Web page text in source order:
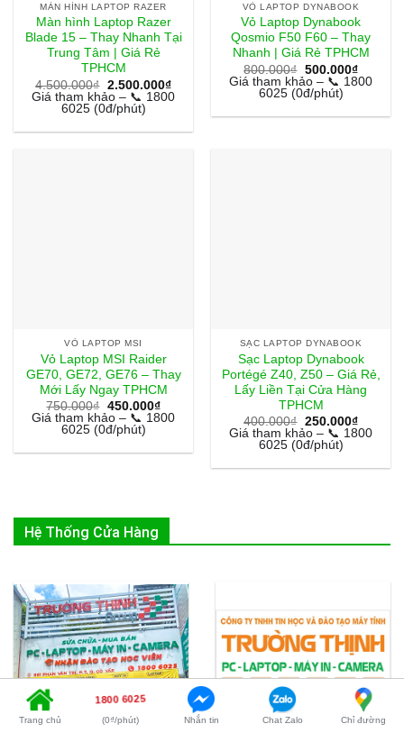
MÀN HÌNH LAPTOP RAZER
Màn hình Laptop Razer
Blade 15 – Thay Nhanh Tại
Trung Tâm | Giá Rẻ
TPHCM
4.500.000₫ Giá
gốc
là:
4.500.000₫.
2.500.000₫Giá
hiện
2.500.000₫.
Giá tham khảo – 📞 1800
6025 (0đ/phút)
VỎ LAPTOP DYNABOOK
Vỏ Laptop Dynabook
Qosmio F50 F60 – Thay
Nhanh | Giá Rẻ TPHCM
800.000₫ Giá
gốc
là:
800.000₫.
500.000₫Giá
hiện
Giá tham khảo – 📞 1800
6025 (0đ/phút)
VỎ LAPTOP MSI
Vỏ Laptop MSI Raider
GE70, GE72, GE76 – Thay
Mới Lấy Ngay TPHCM
750.000₫ Giá
gốc
là:
750.000₫.
450.000₫Giá
hiện
450.000₫.
Giá tham khảo – 📞 1800
6025 (0đ/phút)
SẠC LAPTOP DYNABOOK
Sạc Laptop Dynabook
Portégé Z40, Z50 – Giá Rẻ,
Lấy Liền Tại Cửa Hàng
TPHCM
400.000₫ Giá
gốc
là:
400.000₫.
250.000₫Giá
hiện
Giá tham khảo – 📞 1800
6025 (0đ/phút)
Hệ Thống Cửa Hàng
Trang chủ
1800 6025
(0₫/phút) Nhắn tin Chat Zalo Chỉ đường